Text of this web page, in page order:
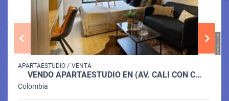
APARTAESTUDIO / VENTA
VENDO APARTAESTUDIO EN (AV. CALI CON C…
Colombia